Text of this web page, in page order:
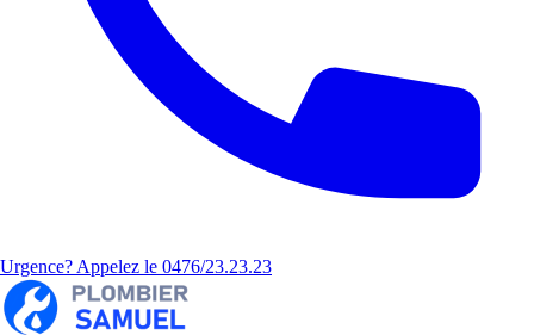
Urgence? Appelez le 0476/23.23.23